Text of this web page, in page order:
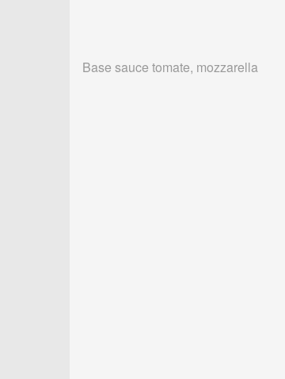
Base sauce tomate, mozzarella